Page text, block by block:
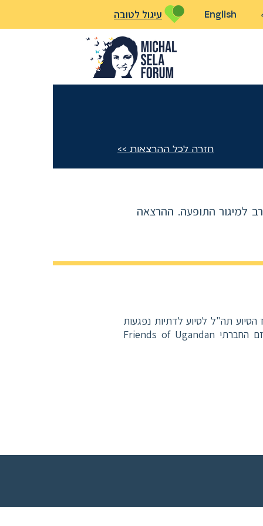
English עיגול לטובה
חזרה לכל ההרצאות >>
למיגור התופעה. ההרצאה
תה"ל לסיוע לדתיות נפגעות
אלימות ופגיעות מיניות. שותפה מייסדת המיזם החברתי Friends of Ugandan